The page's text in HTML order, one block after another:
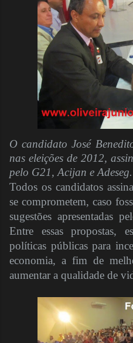
O candidato José
nas eleições de 2012,
pelo G21, Acijan e Adeseg.
Todos os candidatos
se comprometem, caso
sugestões apresentadas
Entre essas propostas,
políticas públicas para
economia, a fim de
aumentar a qualidade de